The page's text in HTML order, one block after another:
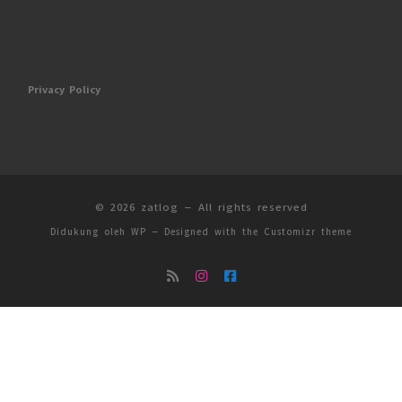
Privacy Policy
© 2026 zatlog – All rights reserved
Didukung oleh WP – Designed with the Customizr theme